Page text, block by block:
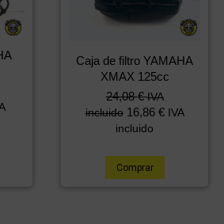
Caja de filtro YAMAHA
XMAX 125cc
24,08€ IVA
incluido 16,86 € IVA
incluido
Comprar